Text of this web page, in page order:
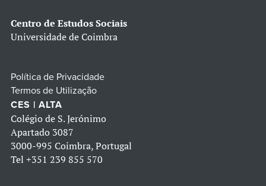
Centro de Estudos Sociais
Universidade de Coimbra
Política de Privacidade
Termos de Utilização
CES | ALTA
Colégio de S. Jerónimo
Apartado 3087
3000-995 Coimbra, Portugal
Tel +351 239 855 570